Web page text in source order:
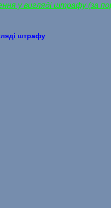
у вигляді штрафу (за
штрафу